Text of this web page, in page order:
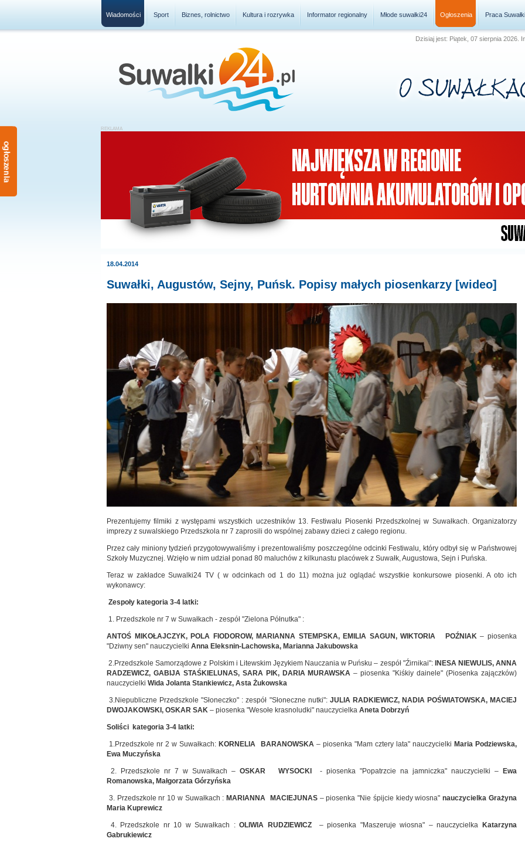
Wiadomości Sport Biznes, rolnictwo Kultura i rozrywka Informator regionalny Młode suwałki24 Ogłoszenia Praca Suwałki
Dzisiaj jest: Piątek, 07 sierpnia 2026.
18.04.2014
Suwałki, Augustów, Sejny, Puńsk. Popisy małych piosenkarzy [wideo]
Prezentujemy filmiki z występami wszystkich uczestników 13. Festiwalu Piosenki Przedszkolnej w Suwałkach. Organizatorzy
imprezy z suwalskiego Przedszkola nr 7 zaprosili do wspólnej zabawy dzieci z całego regionu.
Przez cały miniony tydzień przygotowywaliśmy i prezentowaliśmy poszczególne odcinki Festiwalu, który odbył się w Państwowej
Szkoły Muzycznej. Wzięło w nim udział ponad 80 maluchów z kilkunastu placówek z Suwałk, Augustowa, Sejn i Puńska.
Teraz w zakładce Suwalki24 TV ( w odcinkach od 1 do 11) można już oglądać wszystkie konkursowe piosenki. A oto ich
wykonawcy:
Zespoły kategoria 3-4 latki:
1. Przedszkole nr 7 w Suwałkach - zespół "Zielona Półnutka" :
ANTOŚ MIKOŁAJCZYK, POLA FIODOROW, MARIANNA STEMPSKA, EMILIA SAGUN, WIKTORIA POŹNIAK– piosenka
"Dziwny sen" nauczycielki Anna Eleksnin-Lachowska, Marianna Jakubowska
2.Przedszkole Samorządowe z Polskim i Litewskim Językiem Nauczania w Puńsku – zespół "Źirnikai": INESA NIEWULIS, ANNA
RADZEWICZ, GABIJA STAŚKIELUNAS, SARA PIK, DARIA MURAWSKA– piosenka "Kiśkiy dainele" (Piosenka zajączków)
nauczycielki Wida Jolanta Stankiewicz, Asta Żukowska
3.Niepubliczne Przedszkole "Słoneczko" : zespół "Słoneczne nutki": JULIA RADKIEWICZ, NADIA POŚWIATOWSKA, MACIEJ
DWOJAKOWSKI, OSKAR SAK – piosenka "Wesołe krasnoludki" nauczycielka Aneta Dobrzyń
Soliści kategoria 3-4 latki:
1.Przedszkole nr 2 w Suwałkach:KORNELIA BARANOWSKA– piosenka "Mam cztery lata" nauczycielki Maria Podziewska,
Ewa Muczyńska
2. Przedszkole nr 7 w Suwałkach –OSKAR WYSOCKI - piosenka "Popatrzcie na jamniczka" nauczycielki –Ewa
Romanowska, Małgorzata Górzyńska
3. Przedszkole nr 10 w Suwałkach :MARIANNA MACIEJUNAS – piosenka "Nie śpijcie kiedy wiosna"nauczycielka Grażyna
Maria Kuprewicz
4. Przedszkole nr 10 w Suwałkach :OLIWIA RUDZIEWICZ – piosenka "Maszeruje wiosna" – nauczycielkaKatarzyna
Gabrukiewicz